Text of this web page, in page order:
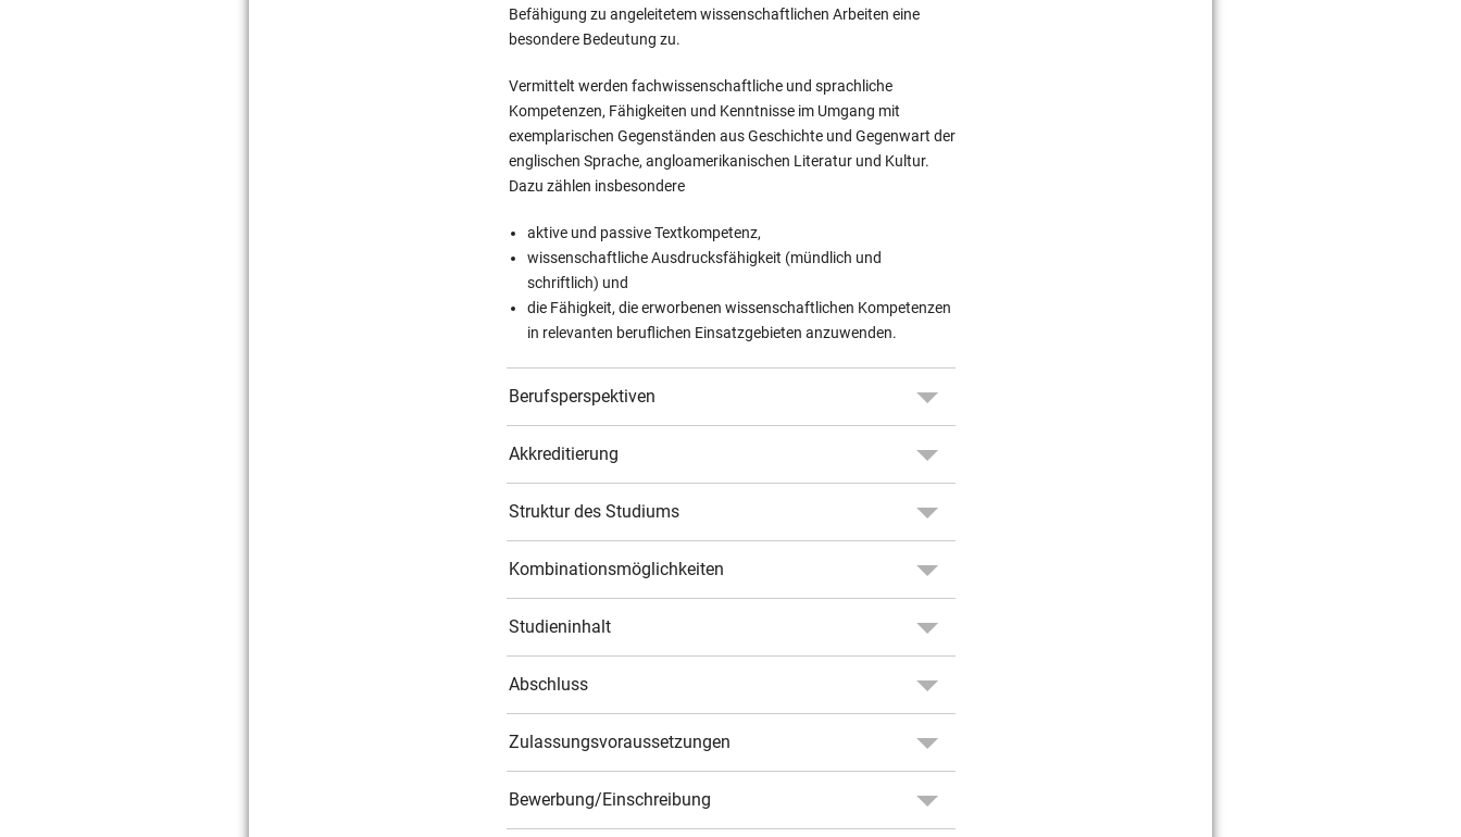
Befähigung zu angeleitetem wissenschaftlichen Arbeiten eine
besondere Bedeutung zu.
Vermittelt werden fachwissenschaftliche und sprachliche
Kompetenzen, Fähigkeiten und Kenntnisse im Umgang mit
exemplarischen Gegenständen aus Geschichte und Gegenwart der
englischen Sprache, angloamerikanischen Literatur und Kultur.
Dazu zählen insbesondere
aktive und passive Textkompetenz,
wissenschaftliche Ausdrucksfähigkeit (mündlich und
schriftlich) und
die Fähigkeit, die erworbenen wissenschaftlichen Kompetenzen
in relevanten beruflichen Einsatzgebieten anzuwenden.
Berufsperspektiven
Akkreditierung
Struktur des Studiums
Kombinationsmöglichkeiten
Studieninhalt
Abschluss
Zulassungsvoraussetzungen
Bewerbung/Einschreibung